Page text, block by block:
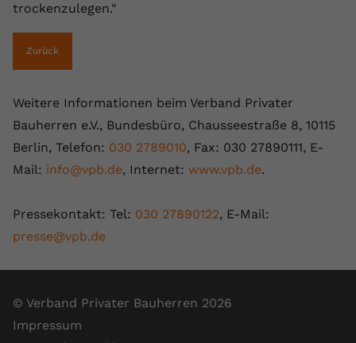
trockenzulegen."
Zurück
Weitere Informationen beim Verband Privater
Bauherren e.V., Bundesbüro, Chausseestraße 8, 10115
Berlin, Telefon: 030 2789010, Fax: 030 27890111, E-
Mail: info@vpb.de, Internet: www.vpb.de.
Pressekontakt: Tel: 030 27890122, E-Mail:
presse@vpb.de
© Verband Privater Bauherren 2026
Impressum